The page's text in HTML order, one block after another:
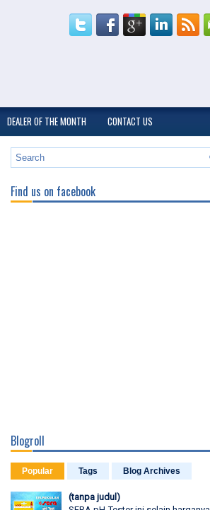
DEALER OF THE MONTH CONTACT US
Find us on facebook
Blogroll
Popular Tags Blog Archives
(tanpa judul)